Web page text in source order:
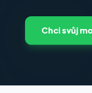
Chci svůj